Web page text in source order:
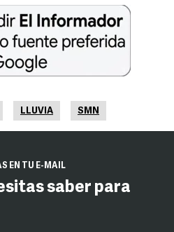
LLUVIA SMN
EN TU E-MAIL
saber para